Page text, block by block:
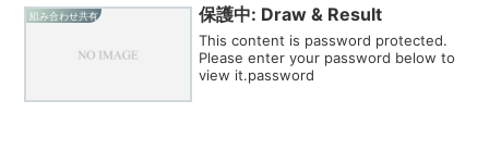
組み合わせ共有 保護中: Draw & Result
This content is password protected.
Please enter your password below to
view it.password